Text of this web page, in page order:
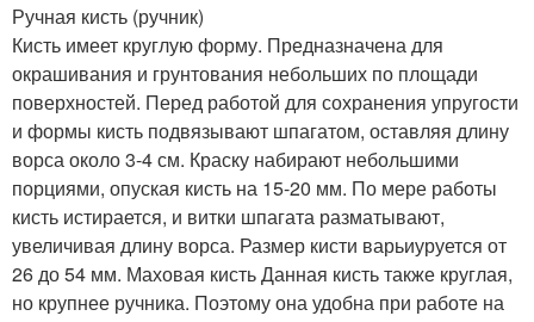
Ручная кисть (ручник)
Кисть имеет круглую форму. Предназначена для
окрашивания и грунтования небольших по площади
поверхностей. Перед работой для сохранения упругости
и формы кисть подвязывают шпагатом, оставляя длину
ворса около 3-4 см. Краску набирают небольшими
порциями, опуская кисть на 15-20 мм. По мере работы
кисть истирается, и витки шпагата разматывают,
увеличивая длину ворса. Размер кисти варьиуруется от
26 до 54 мм. Маховая кисть Данная кисть также круглая,
но крупнее ручника. Поэтому она удобна при работе на